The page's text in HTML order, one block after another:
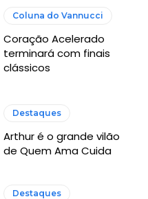
Coluna do Vannucci
Coração Acelerado
terminará com finais
clássicos
Destaques
Arthur é o grande vilão
de Quem Ama Cuida
Destaques